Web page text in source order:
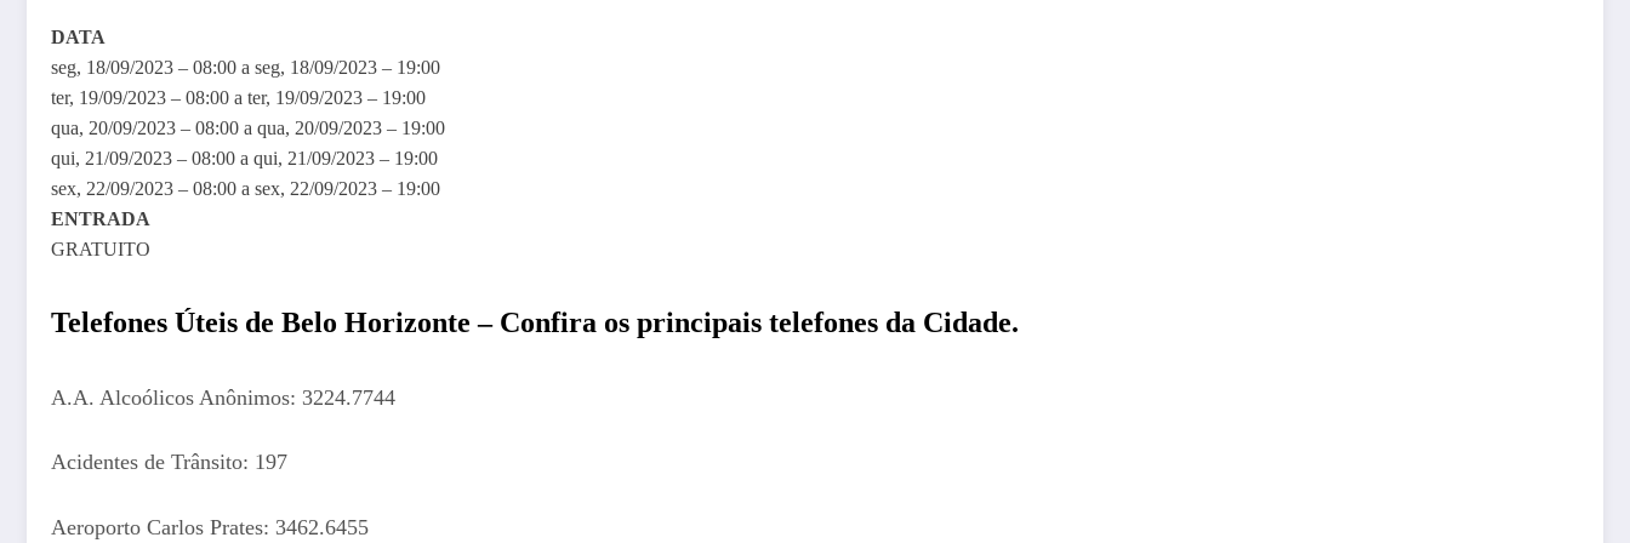
DATA
seg, 18/09/2023 – 08:00 a seg, 18/09/2023 – 19:00
ter, 19/09/2023 – 08:00 a ter, 19/09/2023 – 19:00
qua, 20/09/2023 – 08:00 a qua, 20/09/2023 – 19:00
qui, 21/09/2023 – 08:00 a qui, 21/09/2023 – 19:00
sex, 22/09/2023 – 08:00 a sex, 22/09/2023 – 19:00
ENTRADA
GRATUITO
Telefones Úteis de Belo Horizonte – Confira os principais telefones da Cidade.
A.A. Alcoólicos Anônimos: 3224.7744
Acidentes de Trânsito: 197
Aeroporto Carlos Prates: 3462.6455